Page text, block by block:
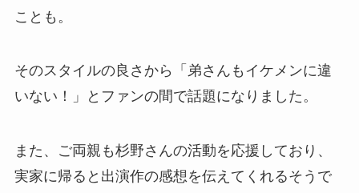
ことも。
そのスタイルの良さから「弟さんもイケメンに違
いない！」とファンの間で話題になりました。
また、ご両親も杉野さんの活動を応援しており、
実家に帰ると出演作の感想を伝えてくれるそうで